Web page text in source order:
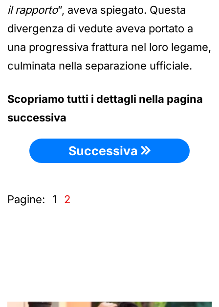
il rapporto”, aveva spiegato. Questa
divergenza di vedute aveva portato a
una progressiva frattura nel loro legame,
culminata nella separazione ufficiale.
Scopriamo tutti i dettagli nella pagina
successiva
Successiva
Pagine: 1 2